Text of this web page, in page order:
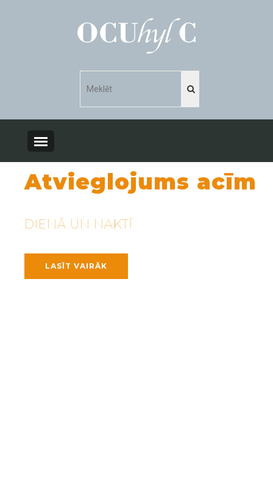
acīm
NAKTĪ